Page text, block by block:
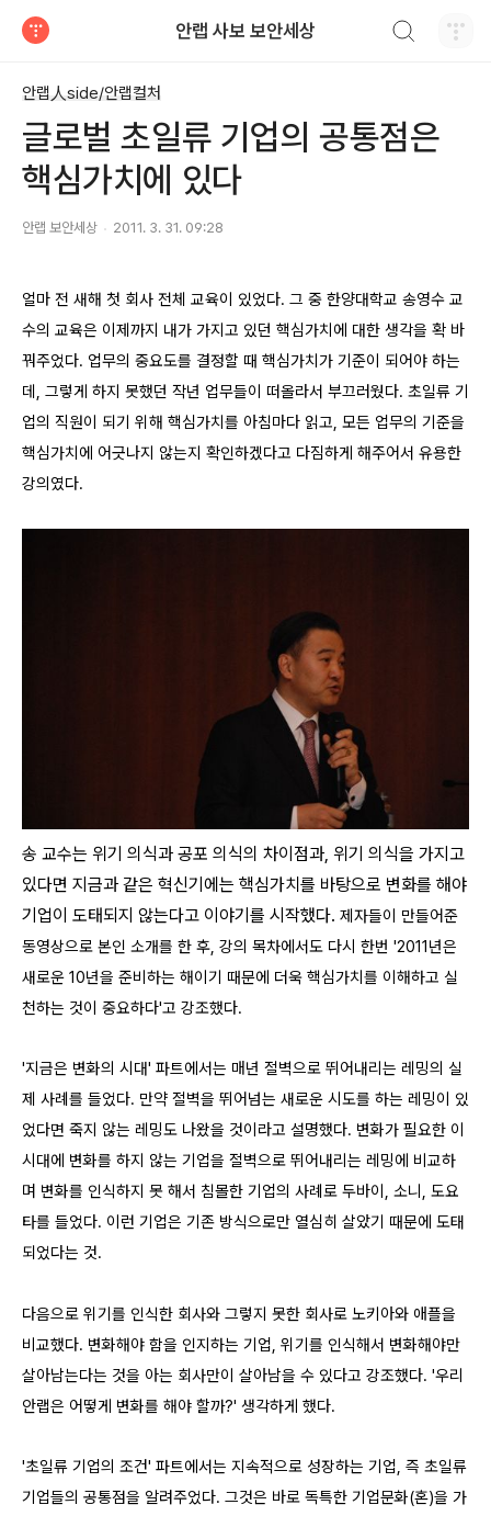
안랩 사보 보안세상
안랩人side/안랩컬처
글로벌 초일류 기업의 공통점은
핵심가치에 있다
안랩 보안세상 2011. 3. 31. 09:28
얼마 전 새해 첫 회사 전체 교육이 있었다. 그 중 한양대학교 송영수 교
수의 교육은 이제까지 내가 가지고 있던 핵심가치에 대한 생각을 확 바
꿔주었다. 업무의 중요도를 결정할 때 핵심가치가 기준이 되어야 하는
데, 그렇게 하지 못했던 작년 업무들이 떠올라서 부끄러웠다. 초일류 기
업의 직원이 되기 위해 핵심가치를 아침마다 읽고, 모든 업무의 기준을
핵심가치에 어긋나지 않는지 확인하겠다고 다짐하게 해주어서 유용한
강의였다.
송 교수는 위기 의식과 공포 의식의 차이점과, 위기 의식을 가지고
있다면 지금과 같은 혁신기에는 핵심가치를 바탕으로 변화를 해야
기업이 도태되지 않는다고 이야기를 시작했다. 제자들이 만들어준
동영상으로 본인 소개를 한 후, 강의 목차에서도 다시 한번 '2011년은
새로운 10년을 준비하는 해이기 때문에 더욱 핵심가치를 이해하고 실
천하는 것이 중요하다'고 강조했다.
'지금은 변화의 시대' 파트에서는 매년 절벽으로 뛰어내리는 레밍의 실
제 사례를 들었다. 만약 절벽을 뛰어넘는 새로운 시도를 하는 레밍이 있
었다면 죽지 않는 레밍도 나왔을 것이라고 설명했다. 변화가 필요한 이
시대에 변화를 하지 않는 기업을 절벽으로 뛰어내리는 레밍에 비교하
며 변화를 인식하지 못 해서 침몰한 기업의 사례로 두바이, 소니, 도요
타를 들었다. 이런 기업은 기존 방식으로만 열심히 살았기 때문에 도태
되었다는 것.
다음으로 위기를 인식한 회사와 그렇지 못한 회사로 노키아와 애플을
비교했다. 변화해야 함을 인지하는 기업, 위기를 인식해서 변화해야만
살아남는다는 것을 아는 회사만이 살아남을 수 있다고 강조했다. '우리
안랩은 어떻게 변화를 해야 할까?' 생각하게 했다.
'초일류 기업의 조건' 파트에서는 지속적으로 성장하는 기업, 즉 초일류
기업들의 공통점을 알려주었다. 그것은 바로 독특한 기업문화(혼)을 가